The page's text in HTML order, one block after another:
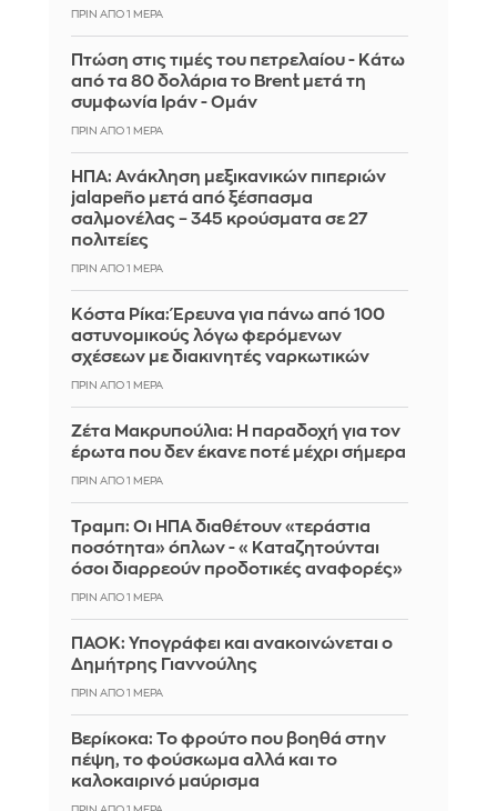
ΠΡΙΝ ΑΠΌ 1 ΜΈΡΑ
Πτώση στις τιμές του πετρελαίου - Κάτω
από τα 80 δολάρια το Brent μετά τη
συμφωνία Ιράν - Ομάν
ΠΡΙΝ ΑΠΌ 1 ΜΈΡΑ
ΗΠΑ: Ανάκληση μεξικανικών πιπεριών
jalapeño μετά από ξέσπασμα
σαλμονέλας – 345 κρούσματα σε 27
πολιτείες
ΠΡΙΝ ΑΠΌ 1 ΜΈΡΑ
Κόστα Ρίκα: Έρευνα για πάνω από 100
αστυνομικούς λόγω φερόμενων
σχέσεων με διακινητές ναρκωτικών
ΠΡΙΝ ΑΠΌ 1 ΜΈΡΑ
Ζέτα Μακρυπούλια: Η παραδοχή για τον
έρωτα που δεν έκανε ποτέ μέχρι σήμερα
ΠΡΙΝ ΑΠΌ 1 ΜΈΡΑ
Τραμπ: Οι ΗΠΑ διαθέτουν «τεράστια
ποσότητα» όπλων - «Καταζητούνται
όσοι διαρρεούν προδοτικές αναφορές»
ΠΡΙΝ ΑΠΌ 1 ΜΈΡΑ
ΠΑΟΚ: Υπογράφει και ανακοινώνεται ο
Δημήτρης Γιαννούλης
ΠΡΙΝ ΑΠΌ 1 ΜΈΡΑ
Βερίκοκα: Το φρούτο που βοηθά στην
πέψη, το φούσκωμα αλλά και το
καλοκαιρινό μαύρισμα